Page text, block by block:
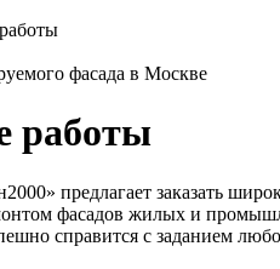
работы
предлагает заказать
фасадов жилых и
справится с заданием